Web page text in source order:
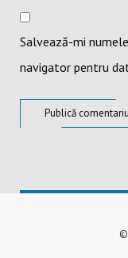
Salvează-mi
navigator pentru
©